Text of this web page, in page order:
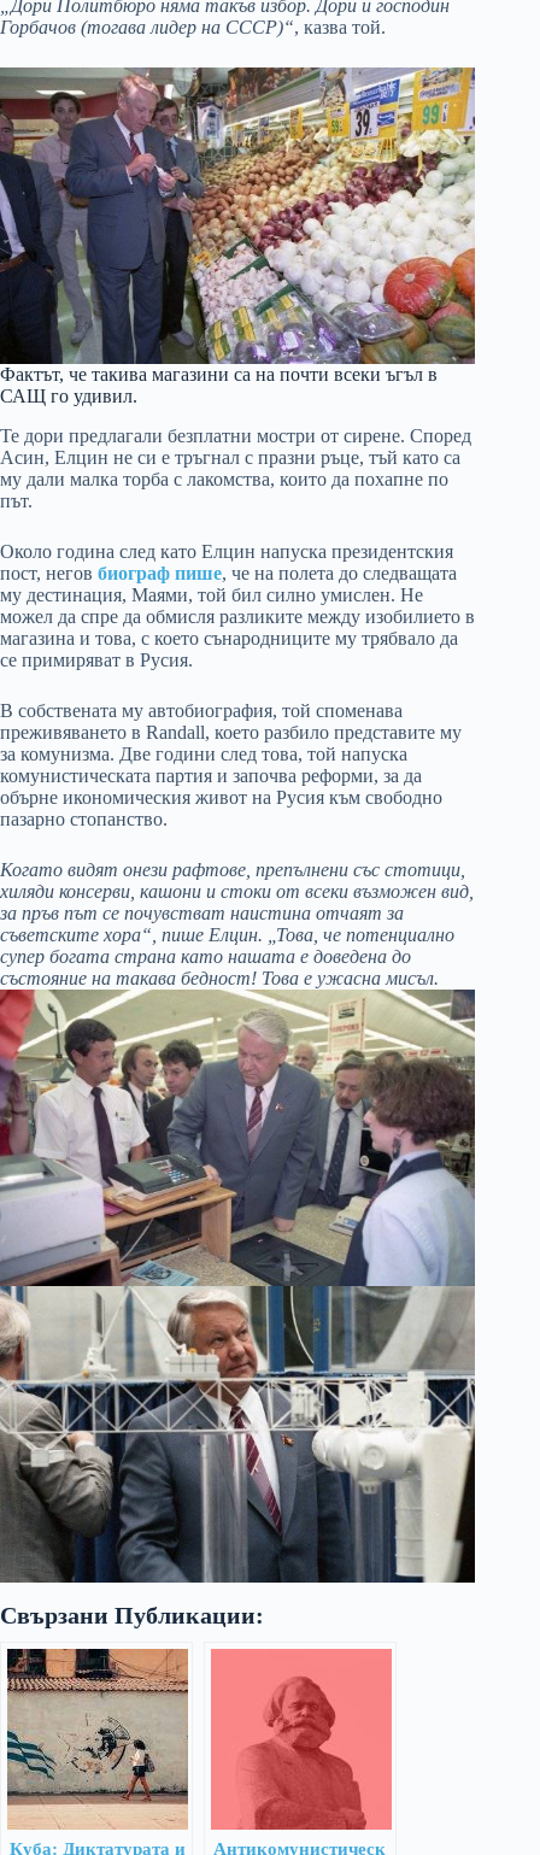
„Дори Политбюро няма такъв избор. Дори и господин
Горбачов (тогава лидер на СССР)“, казва той.
Фактът, че такива магазини са на почти всеки ъгъл в
САЩ го удивил.
Те дори предлагали безплатни мостри от сирене. Според
Асин, Елцин не си е тръгнал с празни ръце, тъй като са
му дали малка торба с лакомства, които да похапне по
път.
Около година след като Елцин напуска президентския
пост, негов биограф пише, че на полета до следващата
му дестинация, Маями, той бил силно умислен. Не
можел да спре да обмисля разликите между изобилието в
магазина и това, с което сънародниците му трябвало да
се примиряват в Русия.
В собствената му автобиография, той споменава
преживяването в Randall, което разбило представите му
за комунизма. Две години след това, той напуска
комунистическата партия и започва реформи, за да
обърне икономическия живот на Русия към свободно
пазарно стопанство.
Когато видят онези рафтове, препълнени със стотици,
хиляди консерви, кашони и стоки от всеки възможен вид,
за пръв път се почувстват наистина отчаят за
съветските хора“, пише Елцин. „Това, че потенциално
супер богата страна като нашата е доведена до
състояние на такава бедност! Това е ужасна мисъл.
Свързани Публикации:
Куба: Диктатурата и
Антикомунистическ